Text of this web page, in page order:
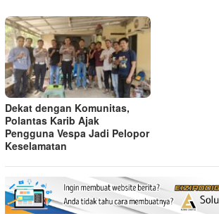
Dekat dengan Komunitas,
Polantas Karib Ajak
Pengguna Vespa Jadi Pelopor
Keselamatan